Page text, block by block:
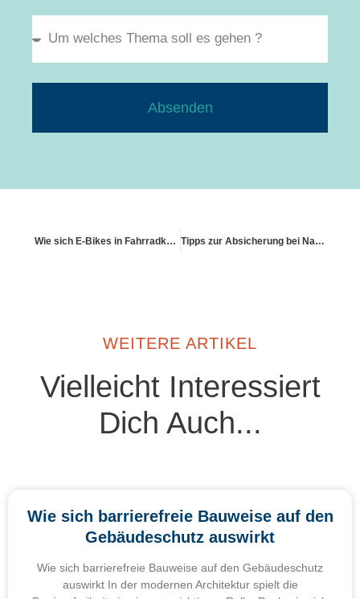
Absenden
Wie sich E-Bikes in Fahrradkellern versichern lassen Tipps zur Absicherung bei Naturkatastrophen
WEITERE ARTIKEL
Vielleicht Interessiert
Dich Auch...
Wie sich barrierefreie Bauweise auf den
Gebäudeschutz auswirkt
Wie sich barrierefreie Bauweise auf den Gebäudeschutz
auswirkt In der modernen Architektur spielt die